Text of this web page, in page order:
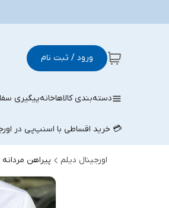
ورود / ثبت نام
دسته‌بندی کالاهاخانهپیگیری
💳 خرید اقساطی با اسنپ‌پی در
اورجینال دیلم پیراهن مردانه